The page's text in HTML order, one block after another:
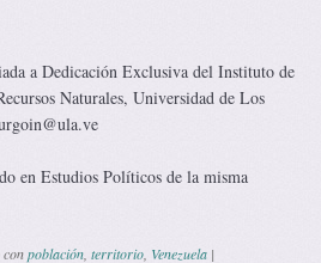
a Dedicación Exclusiva del Instituto de
Naturales, Universidad de Los
en Estudios Políticos de la misma
conpoblación, territorio, Venezuela |